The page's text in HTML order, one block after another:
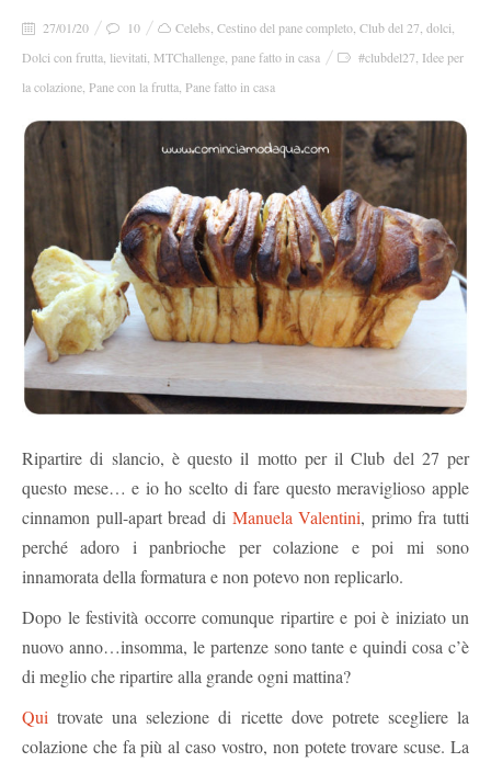
27/01/20 10 Celebs Cestino del pane completo Club del 27 dolci
Dolci con frutta lievitati MTChallenge pane fatto in casa #clubdel27 Idee per
la colazione Pane con la frutta Pane fatto in casa
Ripartire di slancio, è questo il motto per il Club del 27 per
questo mese… e io ho scelto di fare questo meraviglioso apple
cinnamon pull-apart bread di Manuela Valentini, primo fra tutti
perché adoro i panbrioche per colazione e poi mi sono
innamorata della formatura e non potevo non replicarlo.
Dopo le festività occorre comunque ripartire e poi è iniziato un
nuovo anno…insomma, le partenze sono tante e quindi cosa c’è
di meglio che ripartire alla grande ogni mattina?
Qui trovate una selezione di ricette dove potrete scegliere la
colazione che fa più al caso vostro, non potete trovare scuse. La